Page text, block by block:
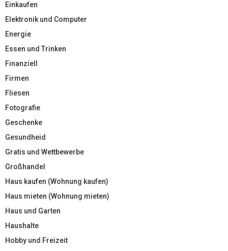
Einkaufen
Elektronik und Computer
Energie
Essen und Trinken
Finanziell
Firmen
Fliesen
Fotografie
Geschenke
Gesundheid
Gratis und Wettbewerbe
Großhandel
Haus kaufen (Wohnung kaufen)
Haus mieten (Wohnung mieten)
Haus und Garten
Haushalte
Hobby und Freizeit